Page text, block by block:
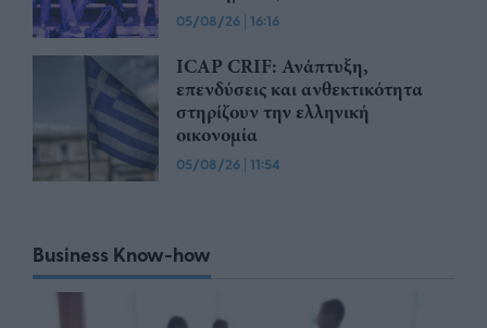
05/08/26 | 16:16
ICAP CRIF: Ανάπτυξη,
επενδύσεις και ανθεκτικότητα
στηρίζουν την ελληνική
οικονομία
05/08/26 | 11:54
Business Know-how